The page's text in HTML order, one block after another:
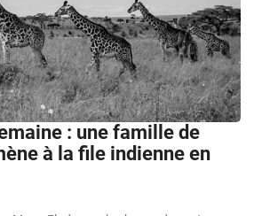
: une famille de
à la file indienne en